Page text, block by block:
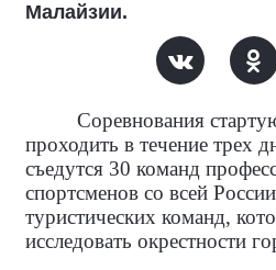
Малайзии.
Соревнования
проходить в течение трех
съедутся 30 команд
спортсменов со всей
туристических команд,
исследовать окрестности